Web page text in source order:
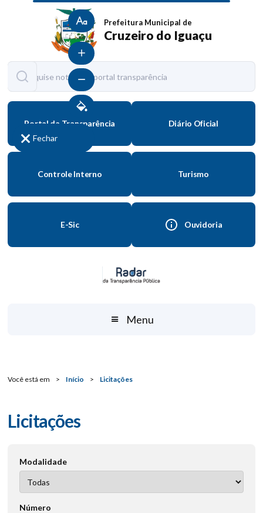
Tamanho normal
Aumentar fonte
Diminuir fonte
Fechar
Prefeitura Municipal de
Cruzeiro do Iguaçu
Portal da Transparência Diário Oficial
Controle Interno Turismo
E-Sic Ouvidoria
Menu
Você está em > Início > Licitações
Licitações
Modalidade
Número